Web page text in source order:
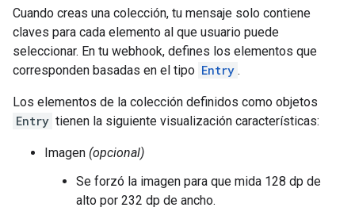
Cuando creas una colección, tu mensaje solo contiene
claves para cada elemento al que usuario puede
seleccionar. En tu webhook, defines los elementos que
corresponden basadas en el tipo Entry .
Los elementos de la colección definidos como objetos
Entry tienen la siguiente visualización características:
Imagen (opcional)
Se forzó la imagen para que mida 128 dp de
alto por 232 dp de ancho.